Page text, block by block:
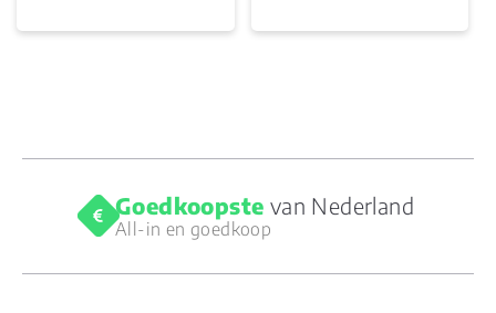
Goedkoopste van Nederland
All-in en goedkoop